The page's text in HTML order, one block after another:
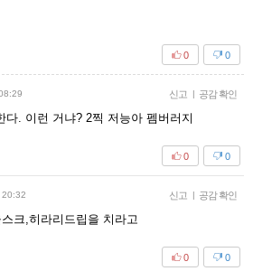
0
0
신고 | 공감 확인
다. 이런 거냐? 2찍 저능아 펨버러지
0
0
신고 | 공감 확인
크,히라리드립을 치라고
0
0